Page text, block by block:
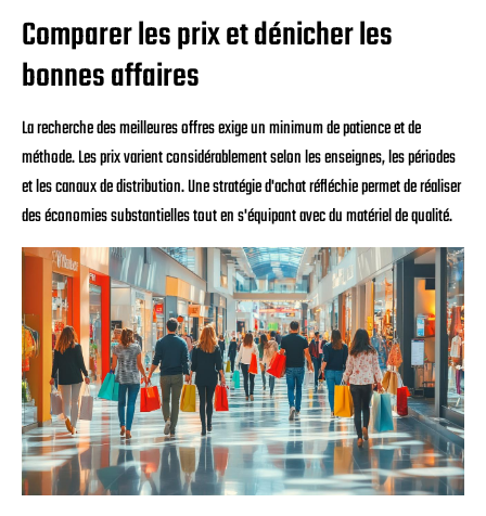
Comparer les prix et dénicher les
bonnes affaires
La recherche des meilleures offres exige un minimum de patience et de
méthode. Les prix varient considérablement selon les enseignes, les périodes
et les canaux de distribution. Une stratégie d'achat réfléchie permet de réaliser
des économies substantielles tout en s'équipant avec du matériel de qualité.